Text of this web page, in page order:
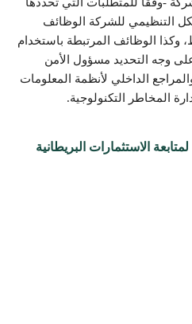
التنظيمي للشركة الوظائف
وكذا الوظائف المرتبطة باستخدام
وجه التحديد مسؤول الأمن
الداخلي لأنظمة المعلومات
المخاطر التكنولوجية.
الاستثمارات البريطانية